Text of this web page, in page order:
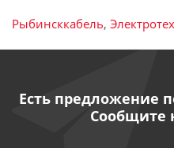
Рыбинсккабель,
Есть предложение
Сообщите